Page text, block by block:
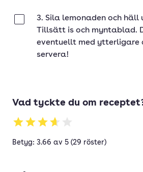
3. Sila lemonaden och häll
Tillsätt is och myntablad.
eventuellt med ytterligare
servera!
Vad tyckte du om
Betyg: 3.66 av 5 (29 röster)